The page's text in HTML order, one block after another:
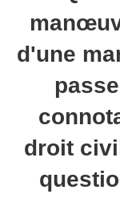
d'une
droit